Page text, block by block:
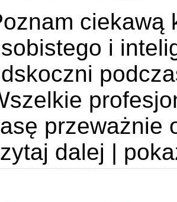
ciekawą
i
przeważnie
dalej |